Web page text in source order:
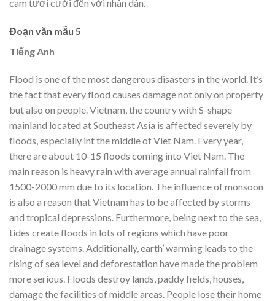
cam tươi cười đến với nhân dân.
Đoạn văn mẫu 5
Tiếng Anh
Flood is one of the most dangerous disasters in the world. It’s
the fact that every flood causes damage not only on property
but also on people. Vietnam, the country with S-shape
mainland located at Southeast Asia is affected severely by
floods, especially int the middle of Viet Nam. Every year,
there are about 10-15 floods coming into Viet Nam. The
main reason is heavy rain with average annual rainfall from
1500-2000 mm due to its location. The influence of monsoon
is also a reason that Vietnam has to be affected by storms
and tropical depressions. Furthermore, being next to the sea,
tides create floods in lots of regions which have poor
drainage systems. Additionally, earth’ warming leads to the
rising of sea level and deforestation have made the problem
more serious. Floods destroy lands, paddy fields, houses,
damage the facilities of middle areas. People lose their home